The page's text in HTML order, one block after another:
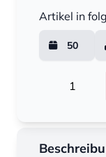
Artikel in
50